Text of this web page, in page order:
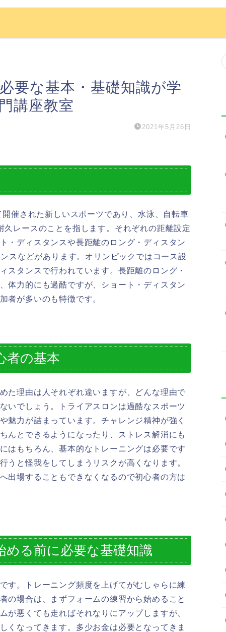
要な基本・基礎知識が学
講座教室
2021年5月26日
催された新しいスポーツであり、水泳、自転車
レースのことを指します。それぞれの距離設定
・ディスタンスや長距離のロング・ディスタン
スなどがあります。オリンピックではコース設
スタンスで行われています。長距離のロング・
体力的にも過酷ですが、ショート・ディスタン
者が多いのも特徴です。
者の基本
た理由は人それぞれ違いますが、どんな理由で
いでしょう。トライアスロンは過酷なスポーツ
魅力が詰まっています。チャレンジ精神が強く
んとできるようになったり、ストレス解消にも
はもちろん、基本的なトレーニングは必要です
うと怪我をしてしまうリスクが高くなります。
出場することもできなくなるので初心者の方は
める前に必要な基礎知識
す。トレーニング頻度を上げてがむしゃらに練
の場合は、まずフォームの練習から始めること
が悪くても走ればそれなりにアップしますが、
くなってきます。多少お金は必要となってきま